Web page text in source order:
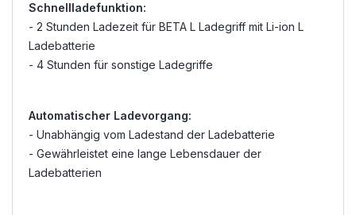
Schnellladefunktion:
- 2 Stunden Ladezeit für BETA L Ladegriff mit Li-ion L
Ladebatterie
- 4 Stunden für sonstige Ladegriffe
Automatischer Ladevorgang:
- Unabhängig vom Ladestand der Ladebatterie
- Gewährleistet eine lange Lebensdauer der
Ladebatterien